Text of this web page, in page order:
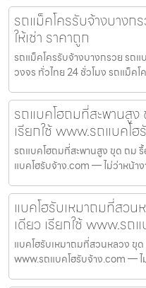
รถแม็คโครรับจ้างบางก
ให้เช่า ราคาถูก
รถแม็คโครรับจ้างบางกรวย รถแ
วงจร ทั่วไทย 24 ชั่วโมง รถแม็ค
รถแบคโฮถมที่สะพานสูง
เรียกใช้ www.รถแบคโ
รถแบคโฮถมที่สะพานสูง ขุด ถม รื้
แบคโฮรับจ้าง.com — ไม่ว่าหน้า
แบคโฮรับเหมาถมที่สว
เดียว เรียกใช้ www.รถ
แบคโฮรับเหมาถมที่สวนหลวง ขุด
www.รถแบคโฮรับจ้าง.com —